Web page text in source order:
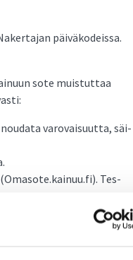
päi­vä­ko­deis­sa.
so­te muis­tut­taa
va­ro­vai­suut­ta, säi­
Tes­
yh­teyt­tä päi­vys­ty­sa­puun
it­se kon­tak­te­ja ja yh­